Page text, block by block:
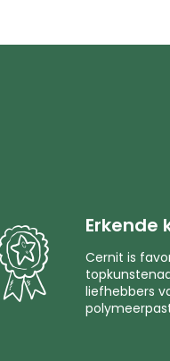
Erkende
Cernit is
liefhebbers